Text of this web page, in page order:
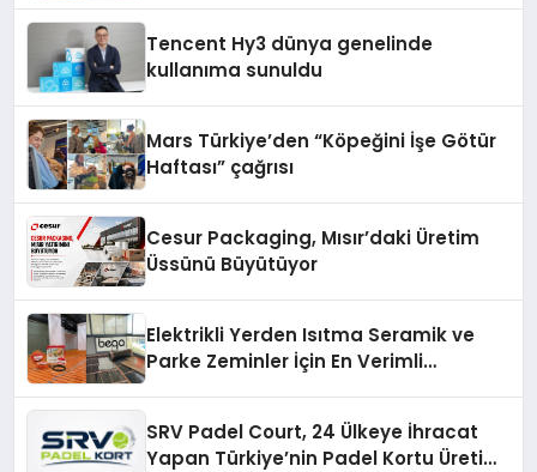
Tencent Hy3 dünya genelinde
kullanıma sunuldu
Mars Türkiye’den “Köpeğini İşe Götür
Haftası” çağrısı
Cesur Packaging, Mısır’daki Üretim
Üssünü Büyütüyor
Elektrikli Yerden Isıtma Seramik ve
Parke Zeminler İçin En Verimli
SRV Padel Court, 24 Ülkeye İhracat
Yapan Türkiye’nin Padel Kortu Üretim